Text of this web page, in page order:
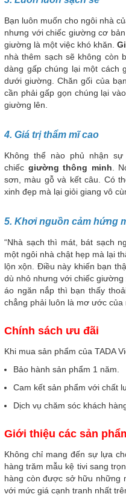
Bạn luôn muốn cho ngôi nhà
nhưng với chiếc giường cơ
giường là một việc khó khăn.
nhà thêm sạch sẽ không còn
dàng gấp chúng lại một cách
dưới giường. Chăn gối của
cần phải gấp gọn chúng lại
giường lên.
4. Giá trị thẩm mĩ cao
Không thể nào phủ nhận
chiếc giường thông minh .
sơn, màu gỗ và kết câu. Có
xinh đẹp mà lại giỏi giang vô
5. Khơi nguồn cảm hứng
“Nhà sạch thì mát, bát sạch
một ngôi nhà chật hẹp mà lại
lộn xộn. Điều này khiến bạn
dù nhỏ nhưng với chiếc
áo ngăn nắp thì bạn thấy
chẳng phải luôn là mơ ước
Chính sách ưu đãi
Khi mua sản phẩm của TADA
Bảo hành sản phẩm 1 năm.
Cam kết sản phẩm với chất
Dịch vụ chăm sóc khách
Giới thiệu các sản
Không chỉ mang đến sự lựa
hàng trăm mẫu kệ tivi sang
hàng còn được sở hữu những
với mức giá cạnh tranh nhất